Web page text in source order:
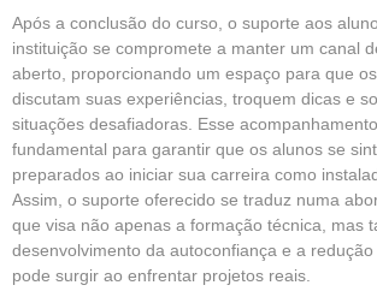
Após a conclusão do curso, o suporte aos
instituição se compromete a manter um canal
aberto, proporcionando um espaço para que
discutam suas experiências, troquem dicas e
situações desafiadoras. Esse
fundamental para garantir que os alunos se
preparados ao iniciar sua carreira como
Assim, o suporte oferecido se traduz numa
que visa não apenas a formação técnica, mas
desenvolvimento da autoconfiança e a
pode surgir ao enfrentar projetos reais.